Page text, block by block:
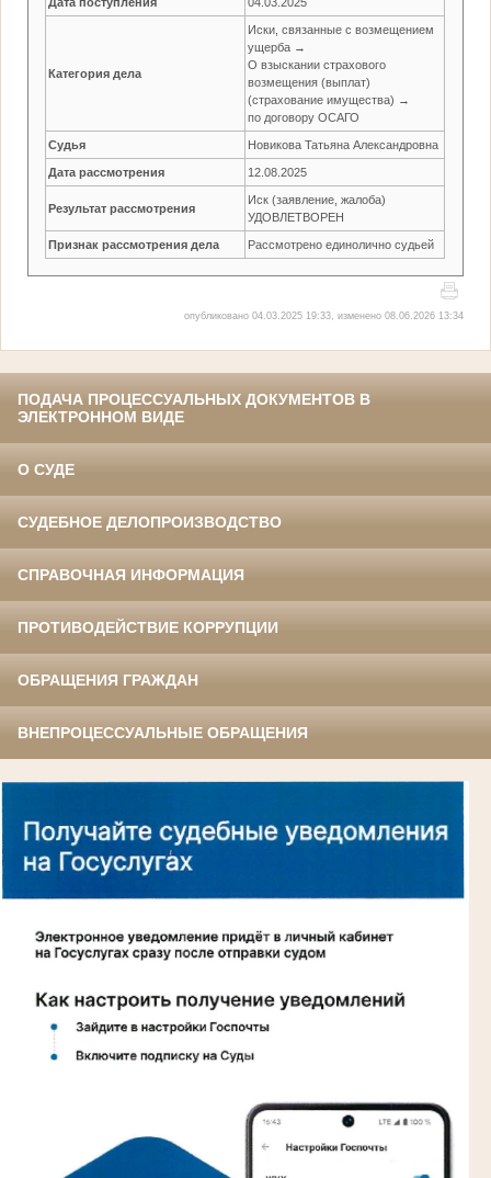
Категория дела
Иски, связанные с возмещением
ущерба →
О взыскании страхового
возмещения (выплат)
(страхование имущества) →
по договору ОСАГО
Судья Новикова Татьяна Александровна
Дата рассмотрения 12.08.2025
Результат рассмотрения
Иск (заявление, жалоба)
УДОВЛЕТВОРЕН
Признак рассмотрения дела Рассмотрено единолично судьей
опубликовано 04.03.2025 19:33, изменено 08.06.2026 13:34
ПОДАЧА ПРОЦЕССУАЛЬНЫХ ДОКУМЕНТОВ В
ЭЛЕКТРОННОМ ВИДЕ
О СУДЕ
СУДЕБНОЕ ДЕЛОПРОИЗВОДСТВО
СПРАВОЧНАЯ ИНФОРМАЦИЯ
ПРОТИВОДЕЙСТВИЕ КОРРУПЦИИ
ОБРАЩЕНИЯ ГРАЖДАН
ВНЕПРОЦЕССУАЛЬНЫЕ ОБРАЩЕНИЯ